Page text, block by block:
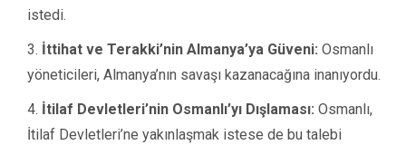
istedi.
İttihat ve Terakki’nin Almanya’ya Güveni: Osmanlı
yöneticileri, Almanya’nın savaşı kazanacağına inanıyordu.
İtilaf Devletleri’nin Osmanlı’yı Dışlaması: Osmanlı,
İtilaf Devletleri’ne yakınlaşmak istese de bu talebi